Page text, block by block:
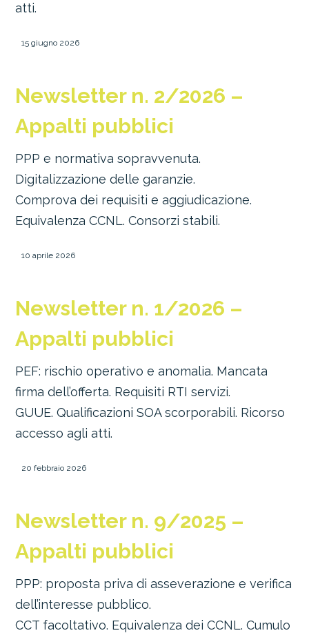
atti.
15 giugno 2026
Newsletter n. 2/2026 –
Appalti pubblici
PPP e normativa sopravvenuta.
Digitalizzazione delle garanzie.
Comprova dei requisiti e aggiudicazione.
Equivalenza CCNL. Consorzi stabili.
10 aprile 2026
Newsletter n. 1/2026 –
Appalti pubblici
PEF: rischio operativo e anomalia. Mancata
firma dell’offerta. Requisiti RTI servizi.
GUUE. Qualificazioni SOA scorporabili. Ricorso
accesso agli atti.
20 febbraio 2026
Newsletter n. 9/2025 –
Appalti pubblici
PPP: proposta priva di asseverazione e verifica
dell’interesse pubblico.
CCT facoltativo. Equivalenza dei CCNL. Cumulo